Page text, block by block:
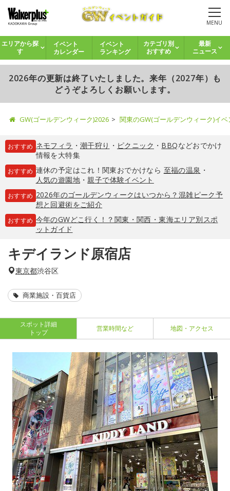
MENU
エリアから探
す
イベント
カレンダー
イベント
ランキング
カテゴリ別
おすすめ
最新
ニュース
2026年の更新は終了いたしました。来年（2027年）も
どうぞよろしくお願いします。
GW(ゴールデンウィーク)2026 関東のGW(ゴールデンウィーク)イ
おすすめ ネモフィラ ・ 潮干狩り ・ ピクニック ・ BBQなどおでかけ
情報を大特集
おすすめ 連休の予定はこれ！関東おでかけなら 至福の温泉 ・
人気の遊園地・親子で体験イベント
おすすめ 2026年のゴールデンウィークはいつから？混雑ピーク予
想と回避術をご紹介
おすすめ 今年のGWどこ行く！？関東・関西・東海エリア別スポ
ットガイド
キデイランド原宿店
東京都渋谷区
商業施設・百貨店
スポット詳細
トップ
営業時間など 地図・アクセス